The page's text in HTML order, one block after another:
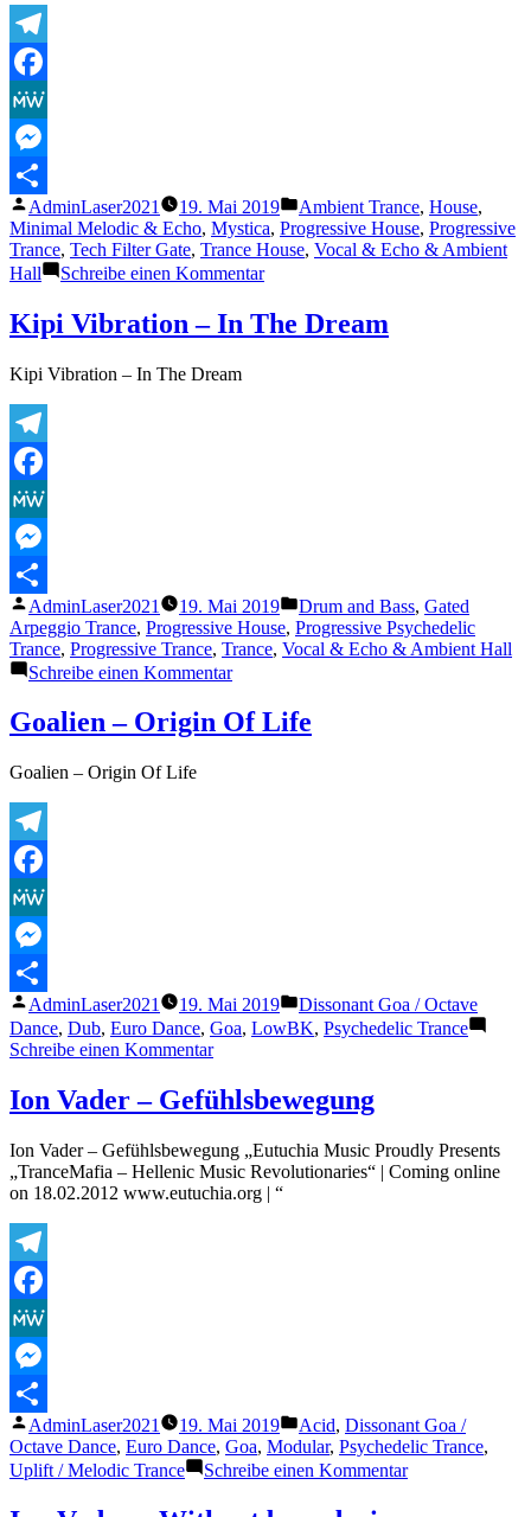
Telegram
Facebook
MeWe
Messenger
Teilen
Veröffentlicht
von
AdminLaser2021 19. Mai 2019
Veröffentlicht
unter
Ambient Trance, House,
Minimal Melodic & Echo, Mystica, Progressive House, Progressive
Trance, Tech Filter Gate, Trance House, Vocal & Echo & Ambient
Hall
Schreibe einen Kommentarzu
–
Wasteland
Kipi Vibration – In The Dream
Kipi Vibration – In The Dream
Telegram
Facebook
MeWe
Messenger
Teilen
Veröffentlicht
von
AdminLaser2021 19. Mai 2019
Veröffentlicht
unter
Drum and Bass, Gated
Arpeggio Trance, Progressive House, Progressive Psychedelic
Trance, Progressive Trance, Trance, Vocal & Echo & Ambient Hall
Schreibe einen Kommentarzu
Vibration
–
Goalien – Origin Of Life
Goalien – Origin Of Life
Telegram
Facebook
MeWe
Messenger
Teilen
Veröffentlicht
von
AdminLaser2021 19. Mai 2019
Veröffentlicht
unter
Dissonant Goa / Octave
Dance, Dub, Euro Dance, Goa, LowBK, Psychedelic Trance
Schreibe einen Kommentarzu
–
Origin
Life
Ion Vader – Gefühlsbewegung
Ion Vader – Gefühlsbewegung „Eutuchia Music Proudly Presents
„TranceMafia – Hellenic Music Revolutionaries“ | Coming online
on 18.02.2012 www.eutuchia.org | “
Telegram
Facebook
MeWe
Messenger
Teilen
Veröffentlicht
von
AdminLaser2021 19. Mai 2019
Veröffentlicht
unter
Acid, Dissonant Goa /
Octave Dance, Euro Dance, Goa, Modular, Psychedelic Trance,
Uplift / Melodic Trance
Schreibe einen Kommentarzu